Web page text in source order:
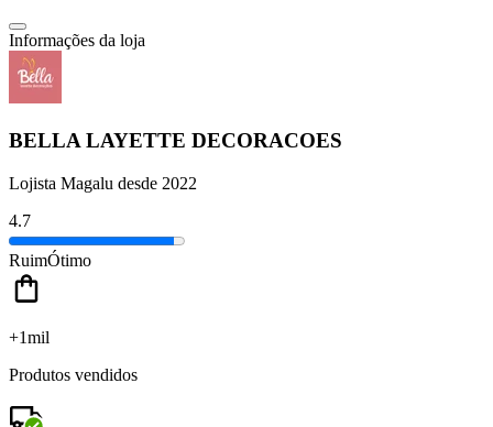
Informações da loja
BELLA LAYETTE DECORACOES
Lojista Magalu desde 2022
4.7
RuimÓtimo
+1mil
Produtos vendidos